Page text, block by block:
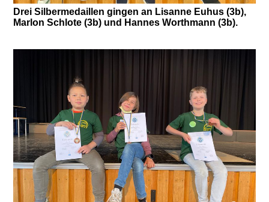
Drei Silbermedaillen gingen an Lisanne Euhus (3b),
Marlon Schlote (3b) und Hannes Worthmann (3b).